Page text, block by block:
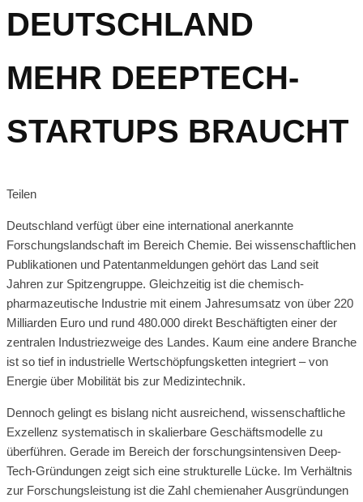
DEUTSCHLAND
MEHR DEEPTECH-
STARTUPS BRAUCHT
Teilen
Deutschland verfügt über eine international anerkannte
Forschungslandschaft im Bereich Chemie. Bei wissenschaftlichen
Publikationen und Patentanmeldungen gehört das Land seit
Jahren zur Spitzengruppe. Gleichzeitig ist die chemisch-
pharmazeutische Industrie mit einem Jahresumsatz von über 220
Milliarden Euro und rund 480.000 direkt Beschäftigten einer der
zentralen Industriezweige des Landes. Kaum eine andere Branche
ist so tief in industrielle Wertschöpfungsketten integriert – von
Energie über Mobilität bis zur Medizintechnik.
Dennoch gelingt es bislang nicht ausreichend, wissenschaftliche
Exzellenz systematisch in skalierbare Geschäftsmodelle zu
überführen. Gerade im Bereich der forschungsintensiven Deep-
Tech-Gründungen zeigt sich eine strukturelle Lücke. Im Verhältnis
zur Forschungsleistung ist die Zahl chemienaher Ausgründungen